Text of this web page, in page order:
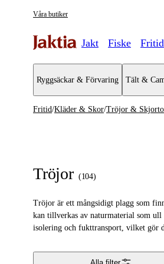
Våra butiker
Jakt Fiske Fritid
Ryggsäckar & Förvaring Tält &
Kläder & Skor
Handskar & Vantar
Kängor & Skor
Fritid/Kläder & Skor/Tröjor &
Tröjor (104)
Tröjor är ett mångsidigt plagg som
kan tillverkas av naturmaterial som
isolering och fukttransport, vilket gör